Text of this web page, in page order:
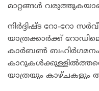
മാറ്റങ്ങൾ
നിർദ്ദിഷ്‌ട റോ-റോ
യാത്രക്കാർക്ക്
കാർബൺ
യാത്രയും കാഴ്ചകളും